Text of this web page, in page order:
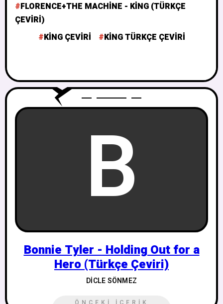
FLORENCE+THE MACHINE - KING (TÜRKÇE
ÇEVIRI)
KING ÇEVIRI
KING TÜRKÇE ÇEVIRI
B
Bonnie Tyler - Holding Out for a
Hero (Türkçe Çeviri)
DICLE SÖNMEZ